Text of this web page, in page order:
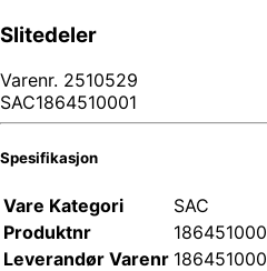
Slitedeler
Varenr. 2510529
SAC1864510001
Spesifikasjon
Vare Kategori
SAC
Produktnr
Leverandør Varenr